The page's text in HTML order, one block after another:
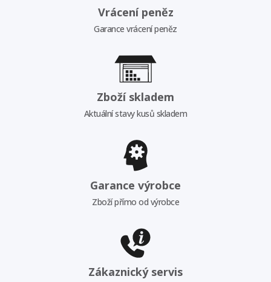
Vrácení peněz
Garance vrácení peněz
Zboží skladem
Aktuální stavy kusů skladem
Garance výrobce
Zboží přímo od výrobce
Zákaznický servis